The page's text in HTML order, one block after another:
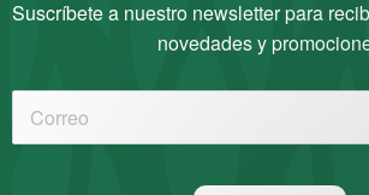
Suscríbete a nuestro newsletter para
novedades y
Nuestro